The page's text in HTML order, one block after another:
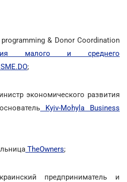
programming & Donor Coordination
малого и среднего
;
экономического развития
Kyiv-Mohyla Business
TheOwners;
предприниматель и